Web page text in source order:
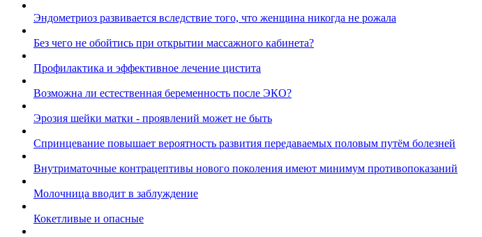
Эндометриоз развивается вследствие того, что женщина никогда не рожала
Без чего не обойтись при открытии массажного кабинета?
Профилактика и эффективное лечение цистита
Возможна ли естественная беременность после ЭКО?
Эрозия шейки матки - проявлений может не быть
Спринцевание повышает вероятность развития передаваемых половым путём болезней
Внутриматочные контрацептивы нового поколения имеют минимум противопоказаний
Молочница вводит в заблуждение
Кокетливые и опасные